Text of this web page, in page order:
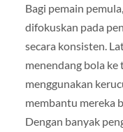
Bagi pemain
difokuskan pada
secara konsisten.
menendang bola
menggunakan
membantu mereka
Dengan banyak